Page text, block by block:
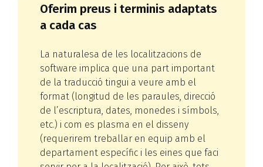
Oferim preus i terminis adaptats
a cada cas
La naturalesa de les localitzacions de
software implica que una part important
de la traducció tingui a veure amb el
format (longitud de les paraules, direcció
de l’escriptura, dates, monedes i símbols,
etc.) i com es plasma en el disseny
(requerirem treballar en equip amb el
departament específic i les eines que faci